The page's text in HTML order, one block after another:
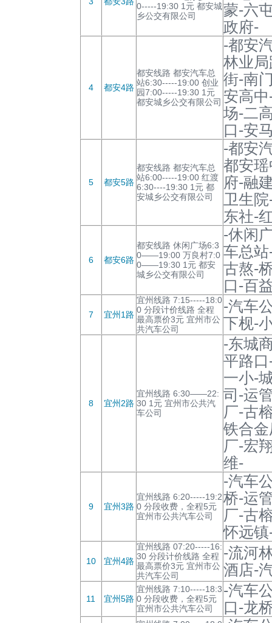
0-----19:30 1元 都安城
乡公交有限公司
蒙-六
政府-
4 都安4路
都安线路 都安汽车总
站6:30-----19:00 创业
园7:00-----19:30 1元
都安城乡公交有限公司
-都安
林业
街-南
安高
场-二
口-安
5 都安5路
都安线路 都安汽车总
站6:00-----19:00 红渡
6:30----19:30 1元 都
安城乡公交有限公司
-都安
都安
府-融
卫生
东社-
6 都安6路
都安线路 休闲广场6:3
0——19:00 万良村7:0
0——19:30 1元 都安
城乡公交有限公司
-休闲
车总
古熬-
口-百
7 宜州1路
宜州线路 7:15-----18:0
0 分段计价线路 全程
最高票价3元 宜州市公
共汽车公司
-汽车
下枧-
8 宜州2路
宜州线路 6:30——22:
30 1元 宜州市公共汽
车公司
-东城
平路
一小-
司-运
厂-古
铁合
厂-宏
维-
9 宜州3路
宜州线路 6:20-----19:2
0 分段收费，全程5元
宜州市公共汽车公司
-汽车
桥-运
厂-古
怀远镇
10 宜州4路
宜州线路 07:20-----16:
30 分段计价线路 全程
最高票价3元 宜州市公
共汽车公司
-流河
酒店-
11 宜州5路
宜州线路 7:10-----18:3
0 分段收费，全程5元
宜州市公共汽车公司
-汽车
口-龙